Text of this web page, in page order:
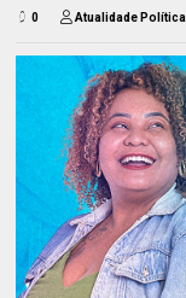
0 Atualidade Política